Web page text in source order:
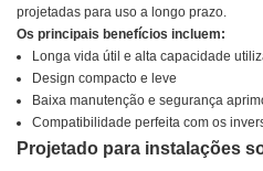
projetadas para uso a longo prazo.
Os principais benefícios incluem:
Longa vida útil e alta capacidade
Design compacto e leve
Baixa manutenção e segurança
Compatibilidade perfeita com os
Projetado para instalações